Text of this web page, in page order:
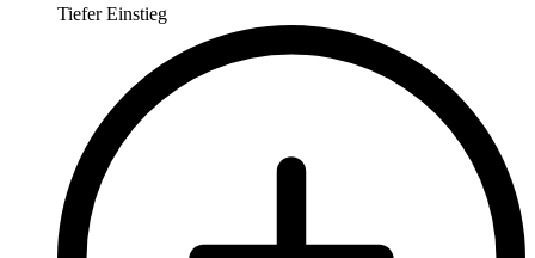
Tiefer Einstieg